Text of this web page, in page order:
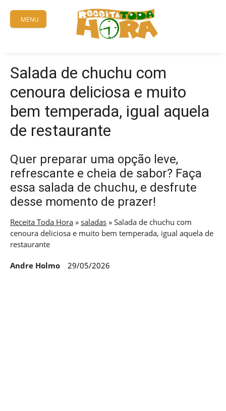
content
MENU
Salada de chuchu com
cenoura deliciosa e muito
bem temperada, igual aquela
de restaurante
Quer preparar uma opção leve,
refrescante e cheia de sabor? Faça
essa salada de chuchu, e desfrute
desse momento de prazer!
Receita Toda Hora » saladas » Salada de chuchu com
cenoura deliciosa e muito bem temperada, igual aquela de
restaurante
Andre Holmo 29/05/2026